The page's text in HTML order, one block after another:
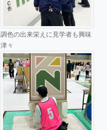
調色の出来栄えに見学者も興味
津々